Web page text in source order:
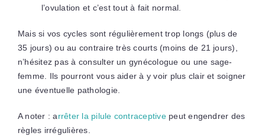
l’ovulation et c’est tout à fait normal.
Mais si vos cycles sont régulièrement trop longs (plus de
35 jours) ou au contraire très courts (moins de 21 jours),
n’hésitez pas à consulter un gynécologue ou une sage-
femme. Ils pourront vous aider à y voir plus clair et soigner
une éventuelle pathologie.
A noter : arrêter la pilule contraceptivepeut engendrer des
règles irrégulières.